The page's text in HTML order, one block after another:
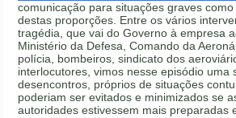
comunicação para situações graves
destas proporções. Entre os vários
tragédia, que vai do Governo à empresa
Ministério da Defesa, Comando da
polícia, bombeiros, sindicato dos
interlocutores, vimos nesse episódio uma
desencontros, próprios de situações
poderiam ser evitados e minimizados se
autoridades estivessem mais preparadas